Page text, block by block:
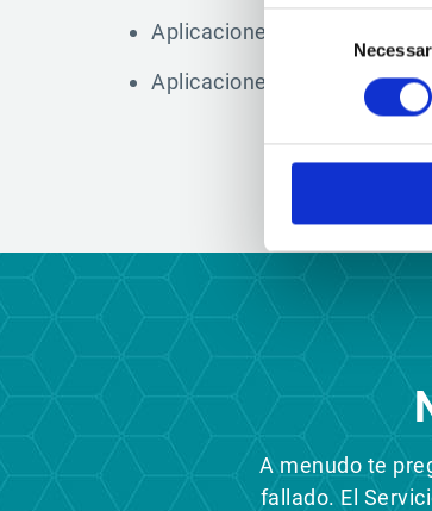
Aplicaciones ERP
Aplicaciones ofimáticas
A menudo te
fallado. El